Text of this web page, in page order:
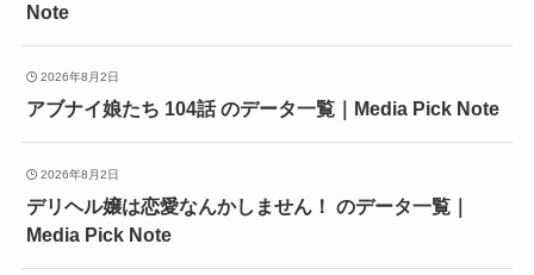
Note
2026年8月2日
アブナイ娘たち 104話 のデータ一覧｜Media Pick Note
2026年8月2日
デリヘル嬢は恋愛なんかしません！ のデータ一覧｜
Media Pick Note